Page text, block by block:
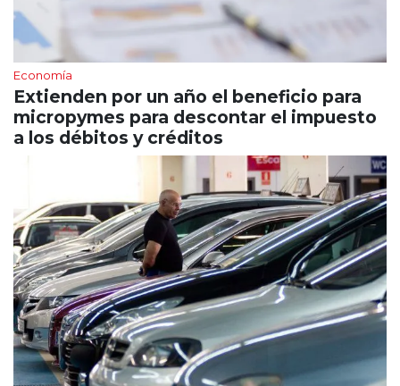
Economía
Extienden por un año el beneficio para
micropymes para descontar el impuesto
a los débitos y créditos